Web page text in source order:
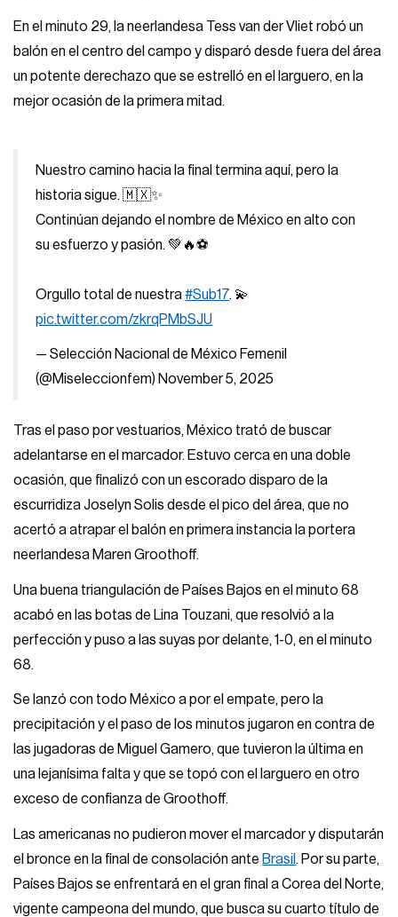
En el minuto 29, la neerlandesa Tess van der Vliet robó un
balón en el centro del campo y disparó desde fuera del área
un potente derechazo que se estrelló en el larguero, en la
mejor ocasión de la primera mitad.
Nuestro camino hacia la final termina aquí, pero la
historia sigue. 🇲🇽✨
Continúan dejando el nombre de México en alto con
su esfuerzo y pasión. 💚🔥⚽️
Orgullo total de nuestra#Sub17. 💫
pic.twitter.com/zkrqPMbSJU
— Selección Nacional de México Femenil
(@Miseleccionfem) November 5, 2025
Tras el paso por vestuarios, México trató de buscar
adelantarse en el marcador. Estuvo cerca en una doble
ocasión, que finalizó con un escorado disparo de la
escurridiza Joselyn Solis desde el pico del área, que no
acertó a atrapar el balón en primera instancia la portera
neerlandesa Maren Groothoff.
Una buena triangulación de Países Bajos en el minuto 68
acabó en las botas de Lina Touzani, que resolvió a la
perfección y puso a las suyas por delante, 1-0, en el minuto
68.
Se lanzó con todo México a por el empate, pero la
precipitación y el paso de los minutos jugaron en contra de
las jugadoras de Miguel Gamero, que tuvieron la última en
una lejanísima falta y que se topó con el larguero en otro
exceso de confianza de Groothoff.
Las americanas no pudieron mover el marcador y disputarán
el bronce en la final de consolación ante Brasil . Por su parte,
Países Bajos se enfrentará en el gran final a Corea del Norte,
vigente campeona del mundo, que busca su cuarto título de